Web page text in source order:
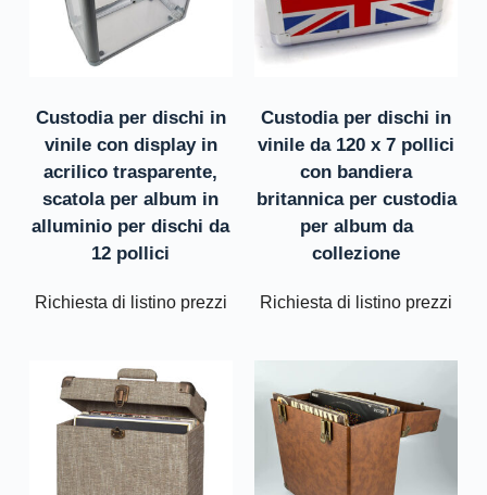
Custodia per dischi in
vinile con display in
acrilico trasparente,
scatola per album in
alluminio per dischi da
12 pollici
Richiesta di listino prezzi
Custodia per dischi in
vinile da 120 x 7 pollici
con bandiera
britannica per custodia
per album da
collezione
Richiesta di listino prezzi